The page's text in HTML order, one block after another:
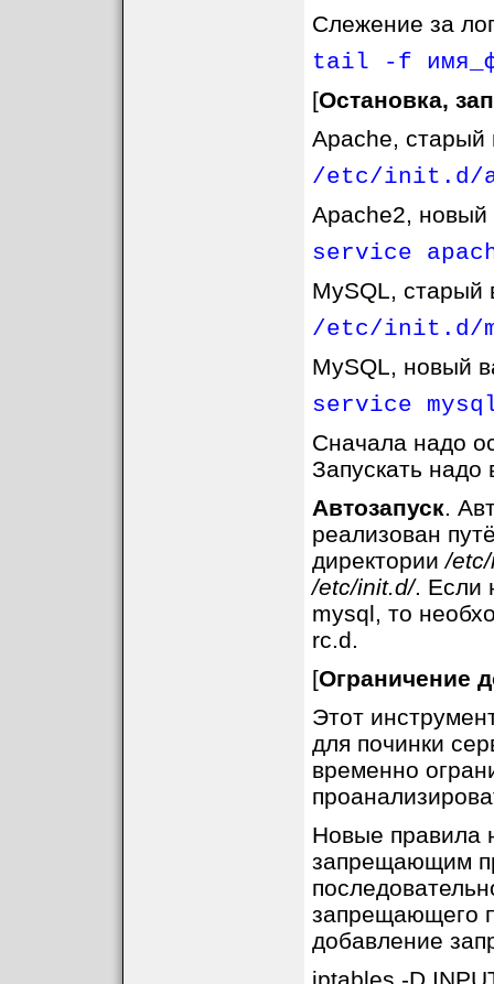
Слежение за
tail -f
[Остановка,
Apache, старый
/etc/init.d/
Apache2, новый
service
MySQL, старый
/etc/init.d/
MySQL, новый
service
Сначала надо
Запускать надо
Автозапуск.
реализован
директории/
/etc/init.d/. Если
mysql, то
rc.d.
[Ограничение
Этот
для починки
временно
Новые правила
запрещающим
запрещающего
добавление